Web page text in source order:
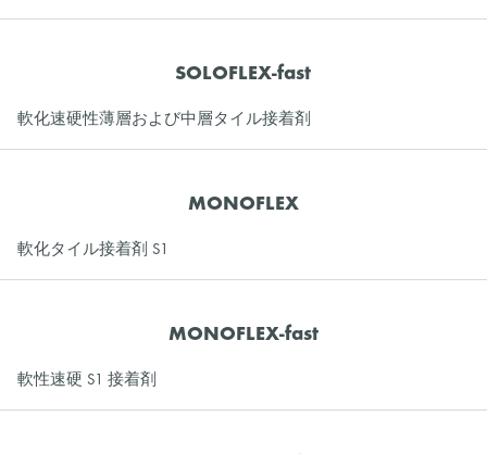
SOLOFLEX-fast
軟化速硬性薄層および中層タイル接着剤
MONOFLEX
軟化タイル接着剤 S1
MONOFLEX-fast
軟性速硬 S1 接着剤